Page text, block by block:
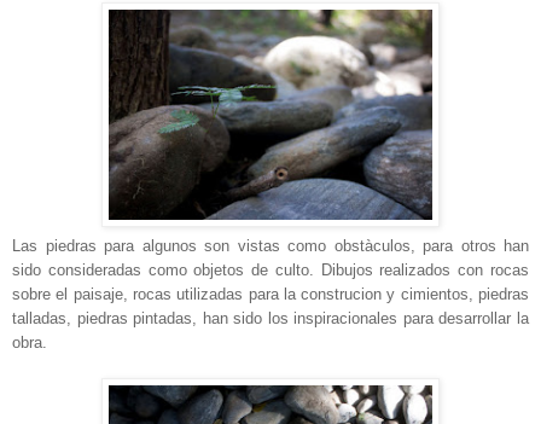
Las piedras para algunos son vistas como obstàculos, para otros han
sido consideradas como objetos de culto. Dibujos realizados con rocas
sobre el paisaje, rocas utilizadas para la construcion y cimientos, piedras
talladas, piedras pintadas, han sido los inspiracionales para desarrollar la
obra.